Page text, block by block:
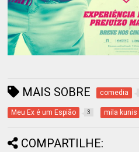
MAIS SOBRE comedia
Meu Ex é um Espião 3 mila kunis
COMPARTILHE: